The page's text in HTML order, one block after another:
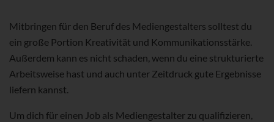
Mitbringen für den Beruf des Mediengestalters solltest du
ein große Portion Kreativität und Kommunikationsstärke.
Außerdem kann es nicht schaden, wenn du eine strukturierte
Arbeitsweise hast und auch unter Zeitdruck gute Ergebnisse
liefern kannst.
Um dich für einen Job als Mediengestalter zu qualifizieren,